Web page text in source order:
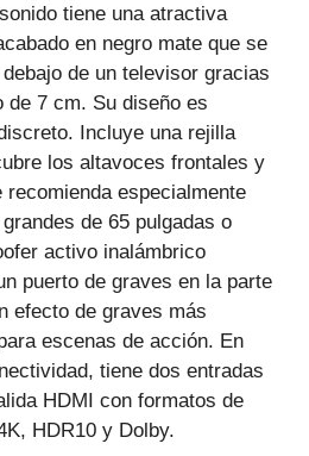
tiene una atractiva
en negro mate que se
de un televisor gracias
de 7 cm. Su diseño es
Incluye una rejilla
los altavoces frontales y
recomienda especialmente
de 65 pulgadas o
activo inalámbrico
puerto de graves en la parte
efecto de graves más
escenas de acción. En
tiene dos entradas
HDMI con formatos de
HDR10 y Dolby.